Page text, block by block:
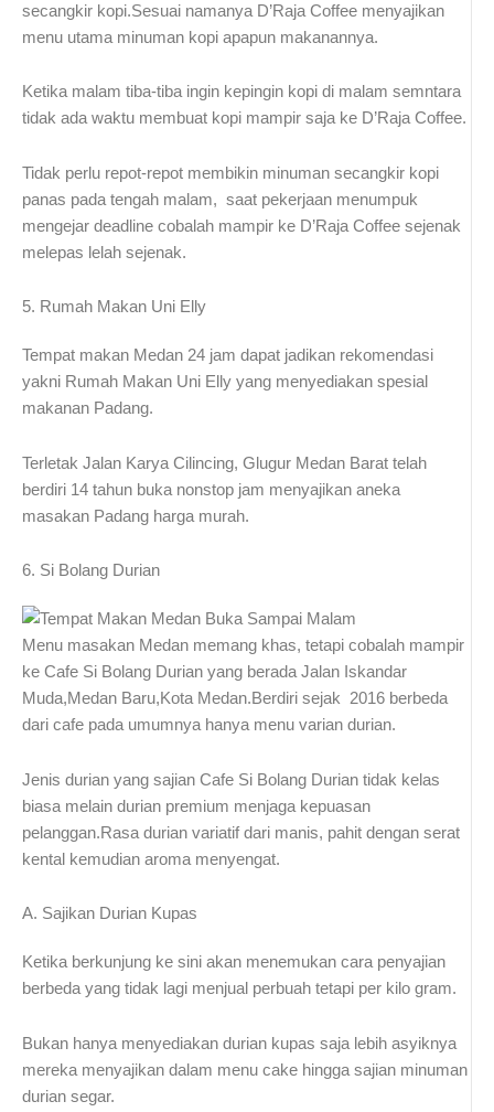
secangkir kopi.Sesuai namanya D’Raja Coffee menyajikan
menu utama minuman kopi apapun makanannya.
Ketika malam tiba-tiba ingin kepingin kopi di malam semntara
tidak ada waktu membuat kopi mampir saja ke D’Raja Coffee.
Tidak perlu repot-repot membikin minuman secangkir kopi
panas pada tengah malam, saat pekerjaan menumpuk
mengejar deadline cobalah mampir ke D’Raja Coffee sejenak
melepas lelah sejenak.
5. Rumah Makan Uni Elly
Tempat makan Medan 24 jam dapat jadikan rekomendasi
yakni Rumah Makan Uni Elly yang menyediakan spesial
makanan Padang.
Terletak Jalan Karya Cilincing, Glugur Medan Barat telah
berdiri 14 tahun buka nonstop jam menyajikan aneka
masakan Padang harga murah.
6. Si Bolang Durian
Menu masakan Medan memang khas, tetapi cobalah mampir
ke Cafe Si Bolang Durian yang berada Jalan Iskandar
Muda,Medan Baru,Kota Medan.Berdiri sejak 2016 berbeda
dari cafe pada umumnya hanya menu varian durian.
Jenis durian yang sajian Cafe Si Bolang Durian tidak kelas
biasa melain durian premium menjaga kepuasan
pelanggan.Rasa durian variatif dari manis, pahit dengan serat
kental kemudian aroma menyengat.
A. Sajikan Durian Kupas
Ketika berkunjung ke sini akan menemukan cara penyajian
berbeda yang tidak lagi menjual perbuah tetapi per kilo gram.
Bukan hanya menyediakan durian kupas saja lebih asyiknya
mereka menyajikan dalam menu cake hingga sajian minuman
durian segar.